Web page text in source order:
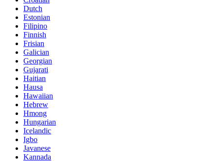
Dutch
Estonian
Filipino
Finnish
Frisian
Galician
Georgian
Gujarati
Haitian
Hausa
Hawaiian
Hebrew
Hmong
Hungarian
Icelandic
Igbo
Javanese
Kannada